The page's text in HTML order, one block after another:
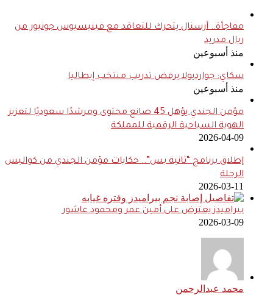
مفاجأة.. أرسنال يتحرك للتعاقد مع فينيسيوس جونيور من
ريال مدريد
منذ أسبوعين
سكاي: جوارديولا يرفض تدريب منتخب إيطاليا
منذ أسبوعين
مؤمن الجندي يؤهل 45 صانع محتوى ومرشدًا سعوديًا لتعزيز
الهوية السياحية الرقمية للمملكة
2026-04-09
إطلاق برنامج “ثانية بس”.. حكايات مؤمن الجندي من كواليس
الرحلة
2026-03-11
بيراميدز يعترض على أمين عمر ومحمود عاشور
2026-03-09
محمد عبدالرحمن